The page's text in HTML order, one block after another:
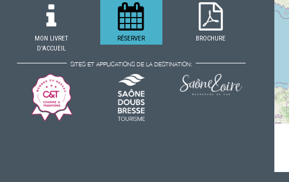
MON LIVRET
D'ACCUEIL
RÉSERVER BROCHURE
SITES ET APPLICATIONS DE LA DESTINATION: